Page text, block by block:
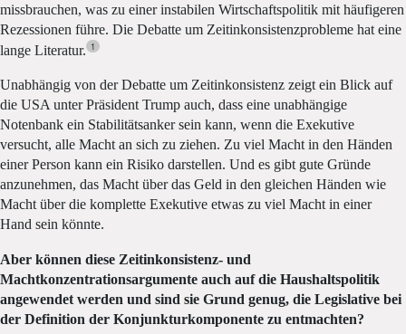
missbrauchen, was zu einer instabilen Wirtschaftspolitik mit häufigeren
Rezessionen führe. Die Debatte um Zeitinkonsistenzprobleme hat eine
lange Literatur. 1
Unabhängig von der Debatte um Zeitinkonsistenz zeigt ein Blick auf
die USA unter Präsident Trump auch, dass eine unabhängige
Notenbank ein Stabilitätsanker sein kann, wenn die Exekutive
versucht, alle Macht an sich zu ziehen. Zu viel Macht in den Händen
einer Person kann ein Risiko darstellen. Und es gibt gute Gründe
anzunehmen, das Macht über das Geld in den gleichen Händen wie
Macht über die komplette Exekutive etwas zu viel Macht in einer
Hand sein könnte.
Aber können diese Zeitinkonsistenz- und
Machtkonzentrationsargumente auch auf die Haushaltspolitik
angewendet werden und sind sie Grund genug, die Legislative bei
der Definition der Konjunkturkomponente zu entmachten?